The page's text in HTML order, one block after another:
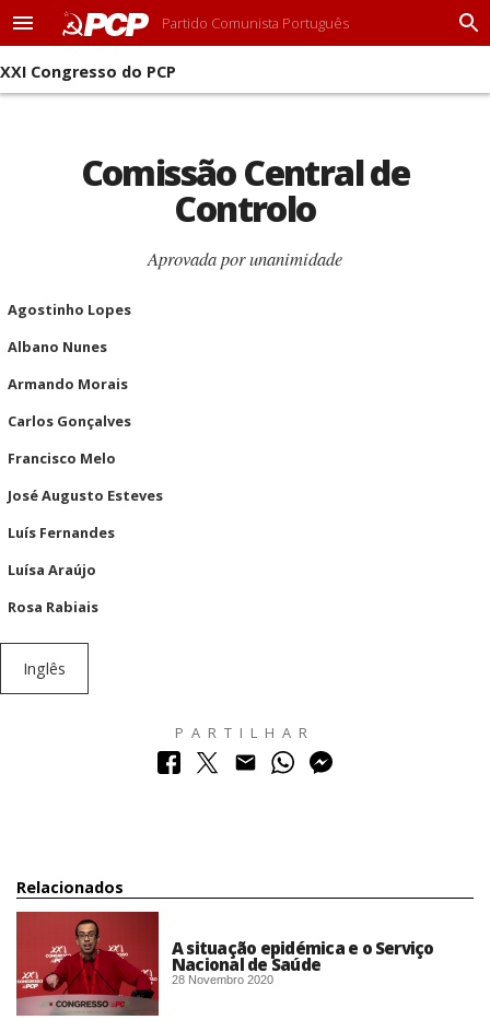
M
e
n
u
Partido Comunista Português
P
c
XXI Congresso do PCP
Comissão Central de
Controlo
Aprovada por unanimidade
Agostinho Lopes
Albano Nunes
Armando Morais
Carlos Gonçalves
Francisco Melo
José Augusto Esteves
Luís Fernandes
Luísa Araújo
Rosa Rabiais
Inglês
PARTILHAR
Relacionados
A situação epidémica e o Serviço
Nacional de Saúde
28 Novembro 2020